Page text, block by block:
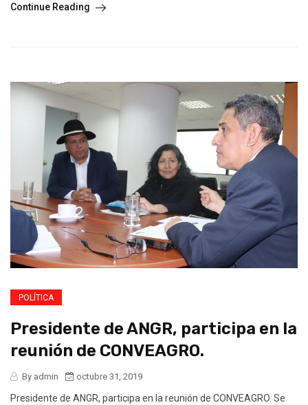
Continue Reading
POLÍTICA
Presidente de ANGR, participa en la
reunión de CONVEAGRO.
By admin octubre 31, 2019
Presidente de ANGR, participa en la reunión de CONVEAGRO. Se